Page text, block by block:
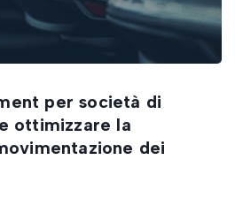
per società di
ottimizzare la
dei